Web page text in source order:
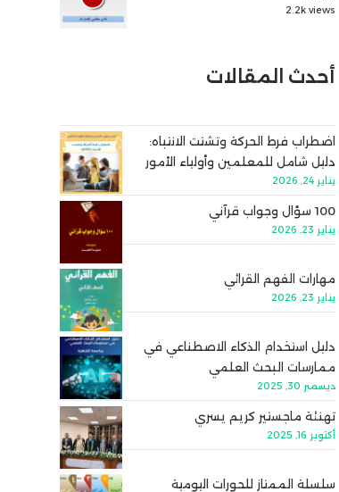
2.2k views
أحدث المقالات
اضطراب فرط الحركة وتشتت الانتباه:
دليل شامل للمعلمين وأولياء الأمور
يناير 24, 2026
100 سؤال وجواب قرآني
يناير 23, 2026
مهارات الفهم القرائي
يناير 23, 2026
دليل استخدام الذكاء الاصطناعي في
ممارسات البحث العلمي
ديسمبر 30, 2025
تهنئة ماجستير كريم يسري
أكتوبر 16, 2025
سلسلة الممتاز للحورات اليومية